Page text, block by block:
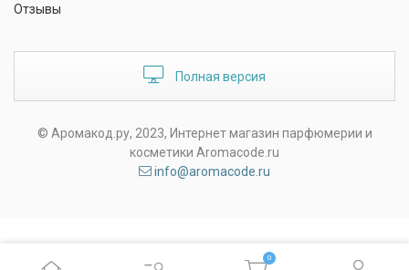
Отзывы
Полная версия
© Аромакод.ру, 2023, Интернет магазин парфюмерии и
косметики Aromacode.ru
info@aromacode.ru
0